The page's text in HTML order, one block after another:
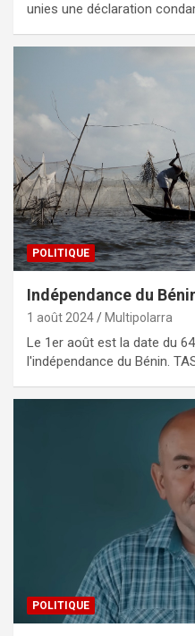
unies une déclaration
POLITIQUE
Indépendance du
1 août 2024 Multipolarra
Le 1er août est la date du
l'indépendance du Bénin.
POLITIQUE